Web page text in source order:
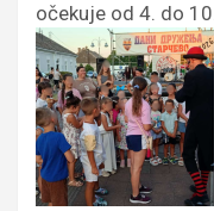
očekuje od 4. do